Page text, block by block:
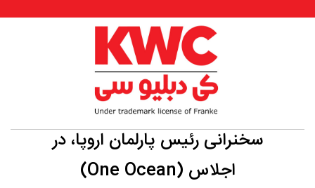
سخنرانی رئیس پارلمان اروپا، در
اجلاس (One Ocean)